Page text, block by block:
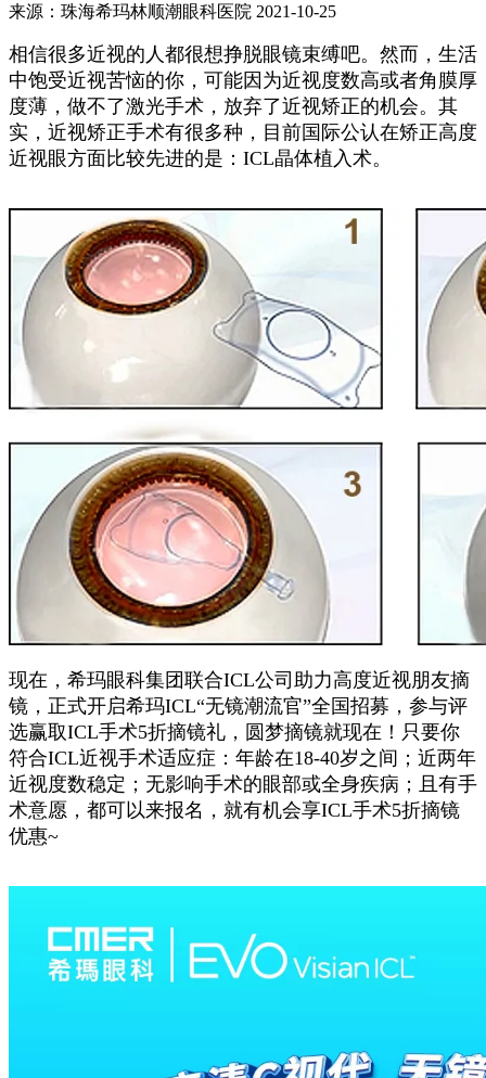
来源：珠海希玛林顺潮眼科医院 2021-10-25
相信很多近视的人都很想挣脱眼镜束缚吧。然而，生活
中饱受近视苦恼的你，可能因为近视度数高或者角膜厚
度薄，做不了激光手术，放弃了近视矫正的机会。其
实，近视矫正手术有很多种，目前国际公认在矫正高度
近视眼方面比较先进的是：ICL晶体植入术。
现在，希玛眼科集团联合ICL公司助力高度近视朋友摘
镜，正式开启希玛ICL“无镜潮流官”全国招募，参与评
选赢取ICL手术5折摘镜礼，圆梦摘镜就现在！只要你
符合ICL近视手术适应症：年龄在18-40岁之间；近两年
近视度数稳定；无影响手术的眼部或全身疾病；且有手
术意愿，都可以来报名，就有机会享ICL手术5折摘镜
优惠~